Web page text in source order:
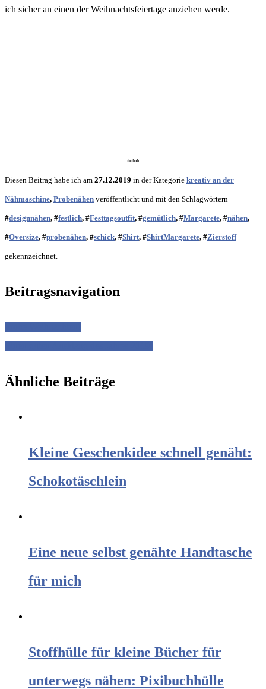
ich sicher an einen der Weihnachtsfeiertage anziehen werde.
***
Diesen Beitrag habe ich am 27.12.2019 in der Kategorie kreativ an der
Nähmaschine, Probenähen veröffentlicht und mit den Schlagwörtern
#designnähen, #festlich, #Festtagsoutfit, #gemütlich, #Margarete, #nähen,
#Oversize, #probenähen, #schick, #Shirt, #ShirtMargarete, #Zierstoff
gekennzeichnet.
Beitragsnavigation
Ähnliche Beiträge
Kleine Geschenkidee schnell genäht:
Schokotäschlein
Eine neue selbst genähte Handtasche
für mich
Stoffhülle für kleine Bücher für
unterwegs nähen: Pixibuchhülle